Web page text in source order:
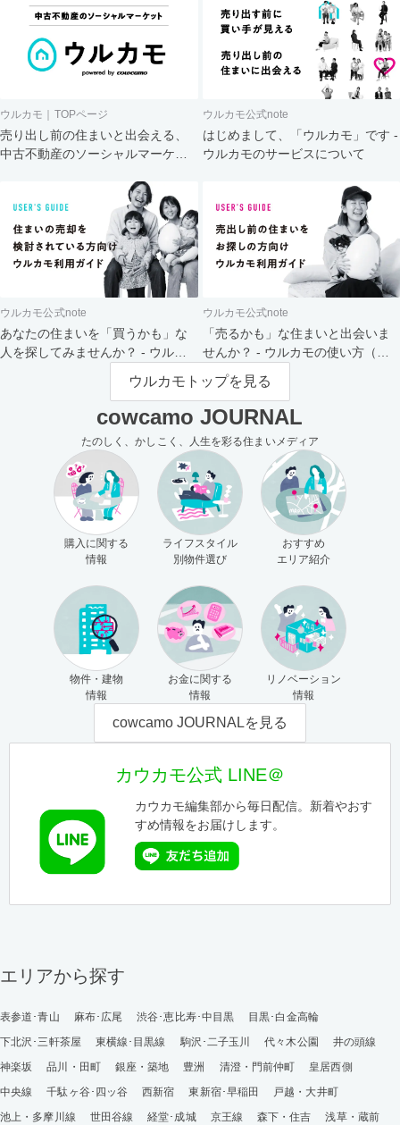
ウルカモ｜TOPページ
売り出し前の住まいと出会える、
中古不動産のソーシャルマーケッ
ウルカモ公式note
はじめまして、「ウルカモ」です -
ウルカモのサービスについて
ウルカモ公式note
あなたの住まいを「買うかも」な
人を探してみませんか？ - ウルカ
ウルカモ公式note
「売るかも」な住まいと出会いま
せんか？ - ウルカモの使い方（買
主さま向け）
ウルカモトップを見る
cowcamo JOURNAL
たのしく、かしこく、人生を彩る住まいメディア
購入に関する
情報
ライフスタイル
別物件選び
おすすめ
エリア紹介
物件・建物
情報
お金に関する
情報
リノベーション
情報
cowcamo JOURNALを見る
カウカモ公式 LINE＠
カウカモ編集部から毎日配信。新着やおす
すめ情報をお届けします。
エリアから探す
表参道･青山 麻布･広尾 渋谷･恵比寿･中目黒
目黒･白金高輪
下北沢･三軒茶屋
東横線･目黒線 駒沢･二子玉川 代々木公園
井の頭線
神楽坂
品川・田町 銀座・築地 豊洲 清澄・門前仲町
皇居西側
中央線
千駄ヶ谷･四ッ谷 西新宿 東新宿･早稲田
戸越・大井町
池上・多摩川線
世田谷線 経堂･成城 京王線 森下・住吉
浅草・蔵前